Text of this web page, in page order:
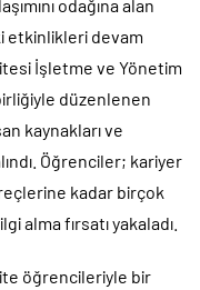
odağına alan
etkinlikleri devam
İşletme ve Yönetim
düzenlenen
kaynakları ve
Öğrenciler; kariyer
kadar birçok
fırsatı yakaladı.
öğrencileriyle bir